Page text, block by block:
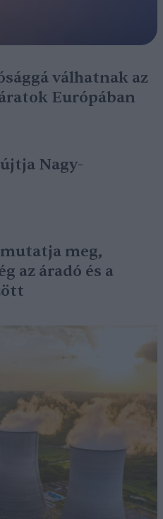
válhatnak az
Európában
Nagy-
meg,
az áradó és a